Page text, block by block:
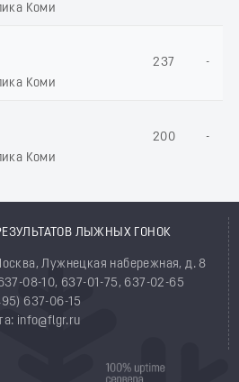
Коми
Коми
237 -
Коми
200 -
ЛЫЖНЫХ ГОНОК
Лужнецкая набережная, д. 8
08-10, 637-01-75, 637-02-65
637-06-15
info@flgr.ru